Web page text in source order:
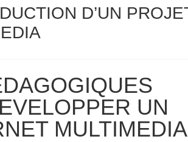
D’UN
UN
MULTIMEDIA